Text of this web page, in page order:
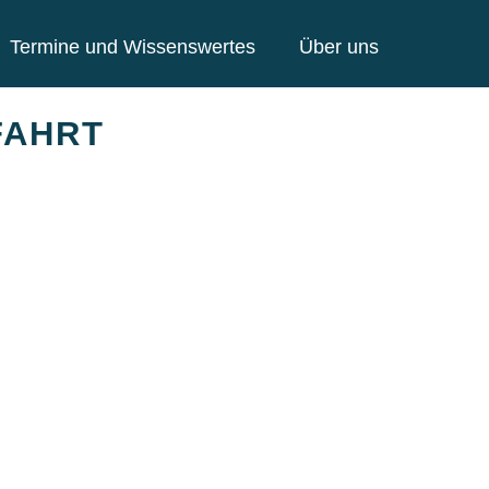
Termine und Wissenswertes Über uns